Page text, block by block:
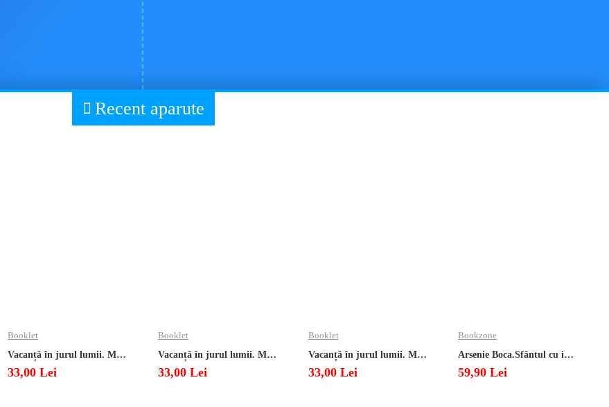
Recent aparute
Booklet
Vacanță în jurul lumii. Matematică clasa a VII-a – EDIȚIA 2026
33,00 Lei
Booklet
Vacanță în jurul lumii. Matematică clasa a VI-a – EDIȚIA 2026
33,00 Lei
Booklet
Vacanță în jurul lumii. Matematică clasa a V-a – EDIȚIA 2026
33,00 Lei
Bookzone
Arsenie Boca.Sfântul cu inima cat cerul
59,90 Lei